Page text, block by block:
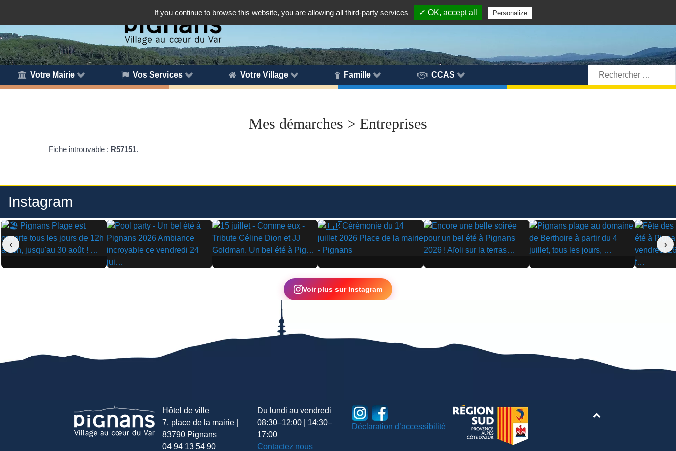
Votre Mairie Vos Services Votre Village Famille CCAS
Rechercher:
Mes démarches > Entreprises
Fiche introuvable : R57151.
Instagram
▶
▶
▶ ▶ ▶ ▶
▶
‹ ›
Voir plus sur Instagram
Hôtel de ville
7, place de la mairie |
83790 Pignans
04 94 13 54 90
Du lundi au vendredi
08:30–12:00 | 14:30–
17:00
Contactez nous
Déclaration d’accessibilité
If you continue to browse this website, you are allowing all third-party services ✓ OK, accept all Personalize